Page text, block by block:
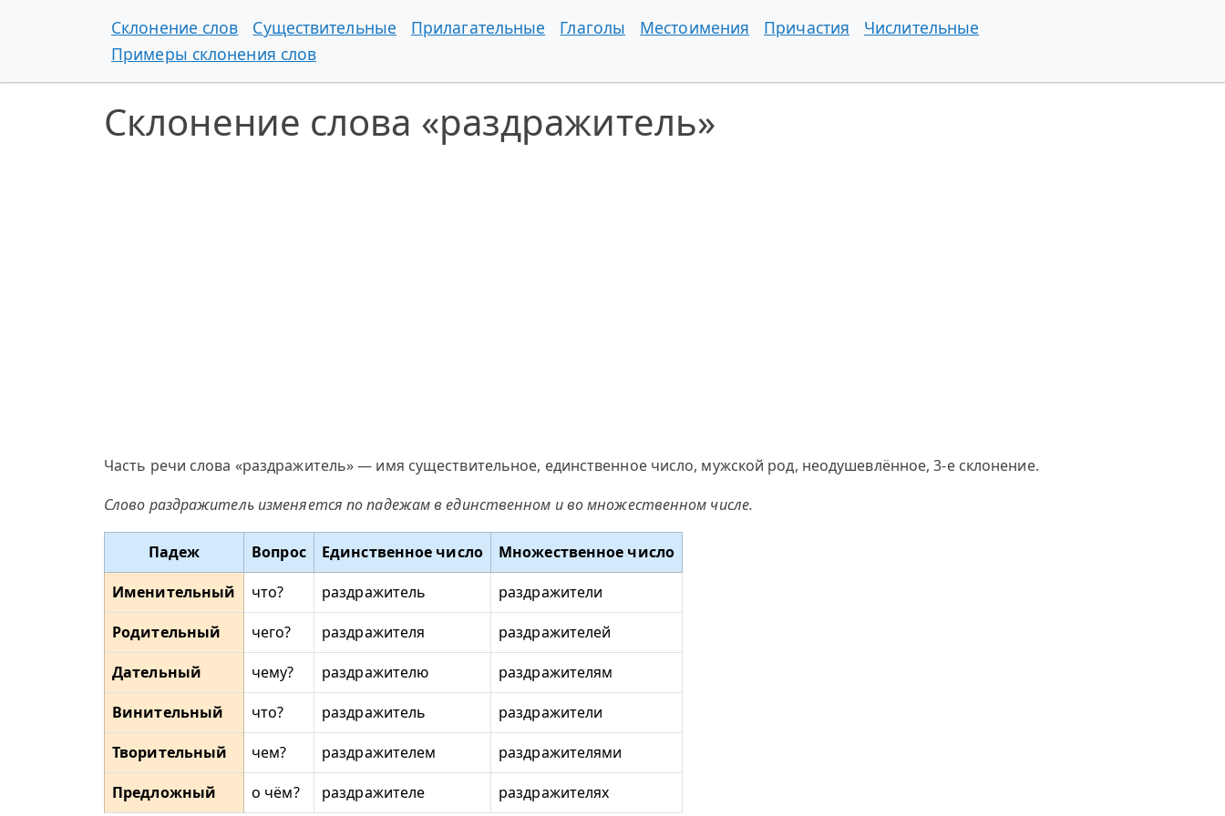
Склонение слов Существительные Прилагательные Глаголы Местоимения Причастия
Числительные
Примеры склонения слов
Склонение слова «раздражитель»
Часть речи слова «раздражитель» — имя существительное, единственное число, мужской род, неодушевлённое, 3-е склонение.
Слово раздражитель изменяется по падежам в единственном и во множественном числе.
Падеж Вопрос Единственное число
Множественное число
Именительный
что? раздражитель
раздражители
Родительный
чего? раздражителя
раздражителей
Дательный
чему? раздражителю
раздражителям
Винительный
что? раздражитель
раздражители
Творительный
чем? раздражителем
раздражителями
Предложный
о чём? раздражителе раздражителях